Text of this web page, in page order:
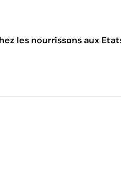
les nourrissons aux